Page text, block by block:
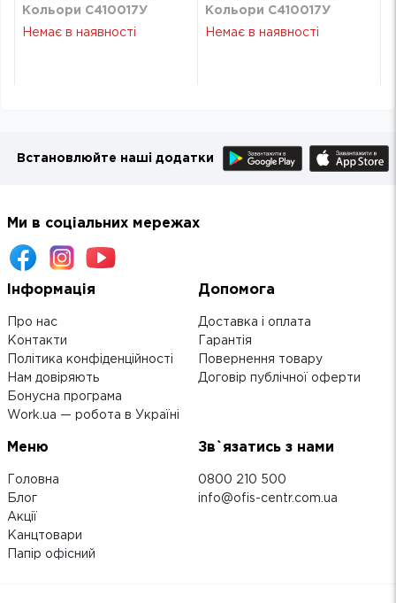
Кольори С410017У
Немає в наявності
Кольори С410017У
Немає в наявності
Встановлюйте наші додатки
Ми в соціальних мережах
Інформація
Про нас
Контакти
Політика конфіденційності
Нам довіряють
Бонусна програма
Work.ua — робота в Україні
Допомога
Доставка і оплата
Гарантія
Повернення товару
Договір публічної оферти
Меню
Головна
Блог
Акції
Канцтовари
Папір офісний
Зв`язатись з нами
0800 210 500
info@ofis-centr.com.ua